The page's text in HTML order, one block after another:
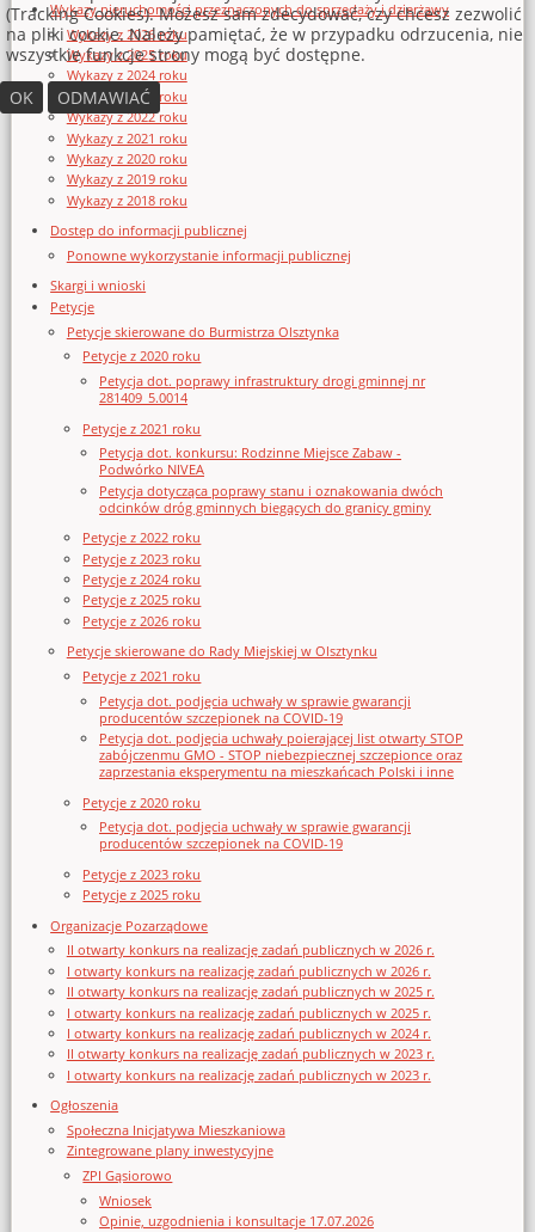
Wykazy nieruchomości przeznaczonych do sprzedaży i dzierżawy
Wykazy z 2026 roku
Wykazy z 2025 roku
Wykazy z 2024 roku
Wykazy z 2023 roku
Wykazy z 2022 roku
Wykazy z 2021 roku
Wykazy z 2020 roku
Wykazy z 2019 roku
Wykazy z 2018 roku
Dostęp do informacji publicznej
Ponowne wykorzystanie informacji publicznej
Skargi i wnioski
Petycje
Petycje skierowane do Burmistrza Olsztynka
Petycje z 2020 roku
Petycja dot. poprawy infrastruktury drogi gminnej nr
281409_5.0014
Petycje z 2021 roku
Petycja dot. konkursu: Rodzinne Miejsce Zabaw -
Podwórko NIVEA
Petycja dotycząca poprawy stanu i oznakowania dwóch
odcinków dróg gminnych biegących do granicy gminy
Petycje z 2022 roku
Petycje z 2023 roku
Petycje z 2024 roku
Petycje z 2025 roku
Petycje z 2026 roku
Petycje skierowane do Rady Miejskiej w Olsztynku
Petycje z 2021 roku
Petycja dot. podjęcia uchwały w sprawie gwarancji
producentów szczepionek na COVID-19
Petycja dot. podjęcia uchwały poierającej list otwarty STOP
zabójczenmu GMO - STOP niebezpiecznej szczepionce oraz
zaprzestania eksperymentu na mieszkańcach Polski i inne
Petycje z 2020 roku
Petycja dot. podjęcia uchwały w sprawie gwarancji
producentów szczepionek na COVID-19
Petycje z 2023 roku
Petycje z 2025 roku
Organizacje Pozarządowe
II otwarty konkurs na realizację zadań publicznych w 2026 r.
I otwarty konkurs na realizację zadań publicznych w 2026 r.
II otwarty konkurs na realizację zadań publicznych w 2025 r.
I otwarty konkurs na realizację zadań publicznych w 2025 r.
I otwarty konkurs na realizację zadań publicznych w 2024 r.
II otwarty konkurs na realizację zadań publicznych w 2023 r.
I otwarty konkurs na realizację zadań publicznych w 2023 r.
Ogłoszenia
Społeczna Inicjatywa Mieszkaniowa
Zintegrowane plany inwestycyjne
ZPI Gąsiorowo
Wniosek
Opinie, uzgodnienia i konsultacje 17.07.2026
(Tracking Cookies). Możesz sam zdecydować, czy chcesz zezwolić
na pliki cookie. Należy pamiętać, że w przypadku odrzucenia, nie
wszystkie funkcje strony mogą być dostępne.
OK
ODMAWIAĆ